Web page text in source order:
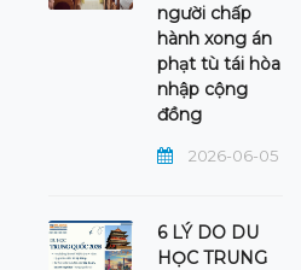
người chấp
hành xong án
phạt tù tái hòa
nhập cộng
đồng
2026-06-05
6 LÝ DO DU
HỌC TRUNG